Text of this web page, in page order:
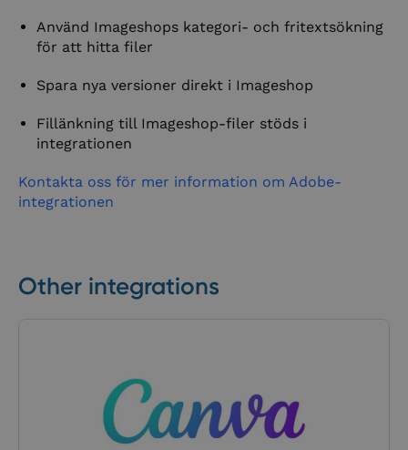
Använd Imageshops kategori- och fritextsökning
för att hitta filer
Spara nya versioner direkt i Imageshop
Fillänkning till Imageshop-filer stöds i
integrationen
Kontakta oss för mer information om Adobe-
integrationen
Other integrations